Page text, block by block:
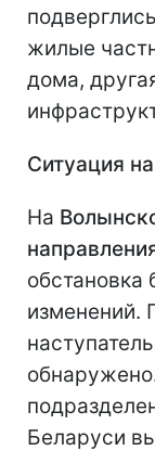
жилые
дома,
Ситуация
На
обстановка
изменений.
Беларуси